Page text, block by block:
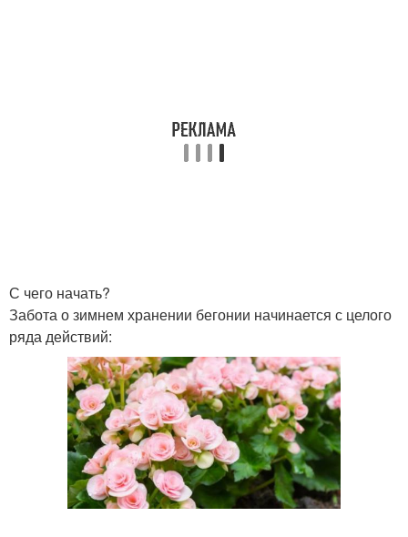
С чего начать?
Забота о зимнем хранении бегонии начинается с целого
ряда действий: